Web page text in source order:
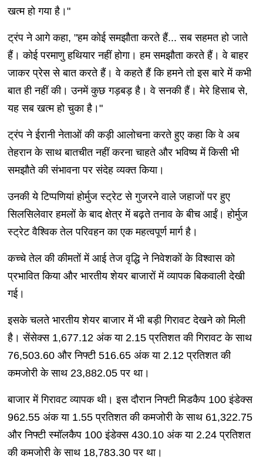
खत्म हो गया है।"
ट्रंप ने आगे कहा, "हम कोई समझौता करते हैं... सब सहमत हो जाते
हैं। कोई परमाणु हथियार नहीं होगा। हम समझौता करते हैं। वे बाहर
जाकर प्रेस से बात करते हैं। वे कहते हैं कि हमने तो इस बारे में कभी
बात ही नहीं की। उनमें कुछ गड़बड़ है। वे सनकी हैं। मेरे हिसाब से,
यह सब खत्म हो चुका है।"
ट्रंप ने ईरानी नेताओं की कड़ी आलोचना करते हुए कहा कि वे अब
तेहरान के साथ बातचीत नहीं करना चाहते और भविष्य में किसी भी
समझौते की संभावना पर संदेह व्यक्त किया।
उनकी ये टिप्पणियां होर्मुज स्ट्रेट से गुजरने वाले जहाजों पर हुए
सिलसिलेवार हमलों के बाद क्षेत्र में बढ़ते तनाव के बीच आईं। होर्मुज
स्ट्रेट वैश्विक तेल परिवहन का एक महत्वपूर्ण मार्ग है।
कच्चे तेल की कीमतों में आई तेज वृद्धि ने निवेशकों के विश्वास को
प्रभावित किया और भारतीय शेयर बाजारों में व्यापक बिकवाली देखी
गई।
इसके चलते भारतीय शेयर बाजार में भी बड़ी गिरावट देखने को मिली
है। सेंसेक्स 1,677.12 अंक या 2.15 प्रतिशत की गिरावट के साथ
76,503.60 और निफ्टी 516.65 अंक या 2.12 प्रतिशत की
कमजोरी के साथ 23,882.05 पर था।
बाजार में गिरावट व्यापक थी। इस दौरान निफ्टी मिडकैप 100 इंडेक्स
962.55 अंक या 1.55 प्रतिशत की कमजोरी के साथ 61,322.75
और निफ्टी स्मॉलकैप 100 इंडेक्स 430.10 अंक या 2.24 प्रतिशत
की कमजोरी के साथ 18,783.30 पर था।